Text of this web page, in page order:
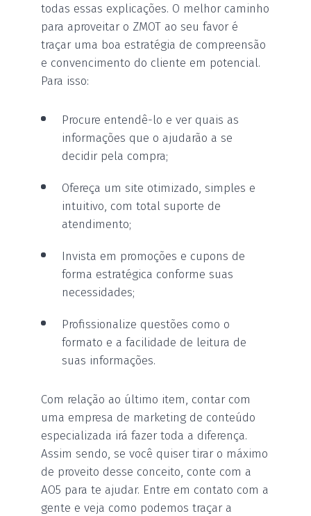
todas essas explicações. O melhor caminho
para aproveitar o ZMOT ao seu favor é
traçar uma boa estratégia de compreensão
e convencimento do cliente em potencial.
Para isso:
Procure entendê-lo e ver quais as
informações que o ajudarão a se
decidir pela compra;
Ofereça um site otimizado, simples e
intuitivo, com total suporte de
atendimento;
Invista em promoções e cupons de
forma estratégica conforme suas
necessidades;
Profissionalize questões como o
formato e a facilidade de leitura de
suas informações.
Com relação ao último item, contar com
uma empresa de marketing de conteúdo
especializada irá fazer toda a diferença.
Assim sendo, se você quiser tirar o máximo
de proveito desse conceito, conte com a
AO5 para te ajudar. Entre em contato com a
gente e veja como podemos traçar a